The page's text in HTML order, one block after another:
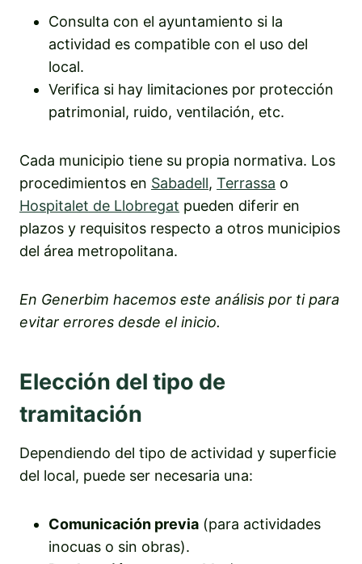
Consulta con el ayuntamiento si la
actividad es compatible con el uso del
local.
Verifica si hay limitaciones por protección
patrimonial, ruido, ventilación, etc.
Cada municipio tiene su propia normativa. Los
procedimientos en Sabadell, Terrassa o
Hospitalet de Llobregat pueden diferir en
plazos y requisitos respecto a otros municipios
del área metropolitana.
En Generbim hacemos este análisis por ti para
evitar errores desde el inicio.
Elección del tipo de
tramitación
Dependiendo del tipo de actividad y superficie
del local, puede ser necesaria una:
Comunicación previa (para actividades
inocuas o sin obras).